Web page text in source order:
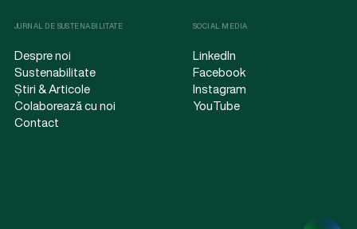
JURNAL DE SUSTENABILITATE
Despre noi
Sustenabilitate
Știri & Articole
Colaborează cu noi
Contact
SOCIAL MEDIA
LinkedIn
Facebook
Instagram
YouTube